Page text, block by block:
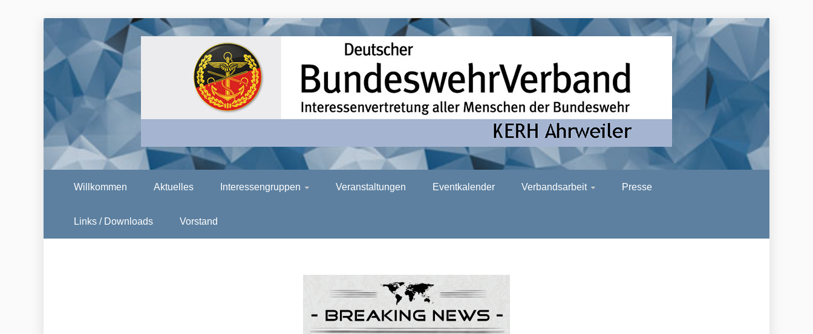
content
DBWV KERH AHRWEILER
Willkommen Aktuelles Interessengruppen Veranstaltungen Eventkalender Verbandsarbeit Presse
Links / Downloads Vorstand